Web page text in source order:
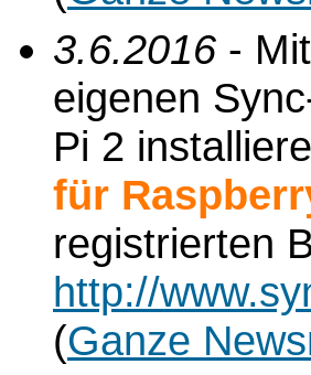
3.6.2016 -
eigenen
Pi 2
für
registrierten
http://
(Ganze